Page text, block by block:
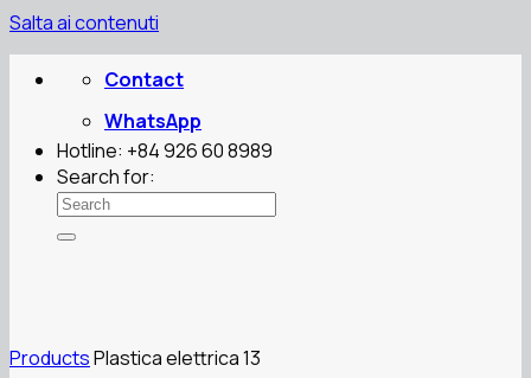
Salta ai contenuti
Contact
WhatsApp
Hotline: +84 926 60 8989
Search for:
ProductsPlastica elettrica 13